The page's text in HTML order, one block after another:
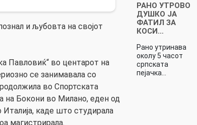
и љубовта на својот
Павловиќ“ во центарот на
се занимавала со
во Спортската
на Бокони во Милано, еден од
каде што студирала
магистрирала.
РАНО УТРОВО
ДУШКО ЈА
ФАТИЛ ЗА
КОСИ…
Рано утринава
околу 5 часот
српската
пејачка…